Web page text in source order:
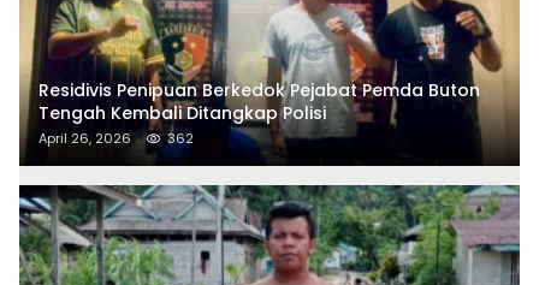
Residivis Penipuan Berkedok Pejabat Pemda Buton
Tengah Kembali Ditangkap Polisi
April 26, 2026 362